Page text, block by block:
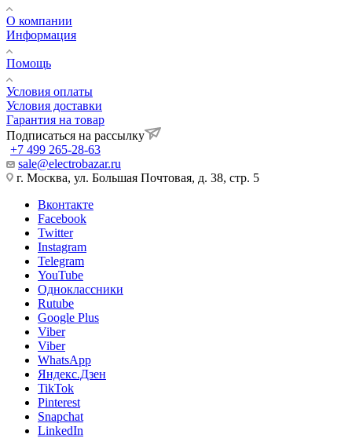
О компании
Информация
Помощь
Условия оплаты
Условия доставки
Гарантия на товар
Подписаться на рассылку
+7 499 265-28-63
sale@electrobazar.ru
г. Москва, ул. Большая Почтовая, д. 38, стр. 5
Вконтакте
Facebook
Twitter
Instagram
Telegram
YouTube
Одноклассники
Rutube
Google Plus
Viber
Viber
WhatsApp
Яндекс.Дзен
TikTok
Pinterest
Snapchat
LinkedIn